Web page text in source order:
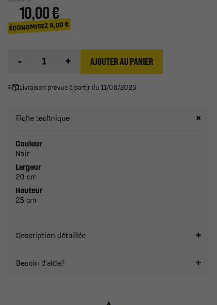
10,00 €
ÉCONOMISEZ 8,00 €
- + AJOUTER AU PANIER
Livraison prévue à partir du 11/08/2026
Fiche technique
Couleur
Noir
Largeur
20 cm
Hauteur
25 cm
Description détaillée
Besoin d'aide?